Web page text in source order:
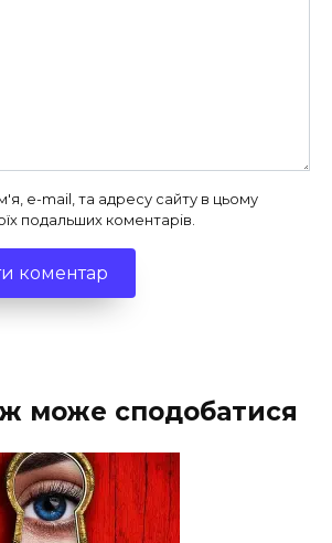
e-mail, та адресу сайту в цьому
подальших коментарів.
може сподобатися